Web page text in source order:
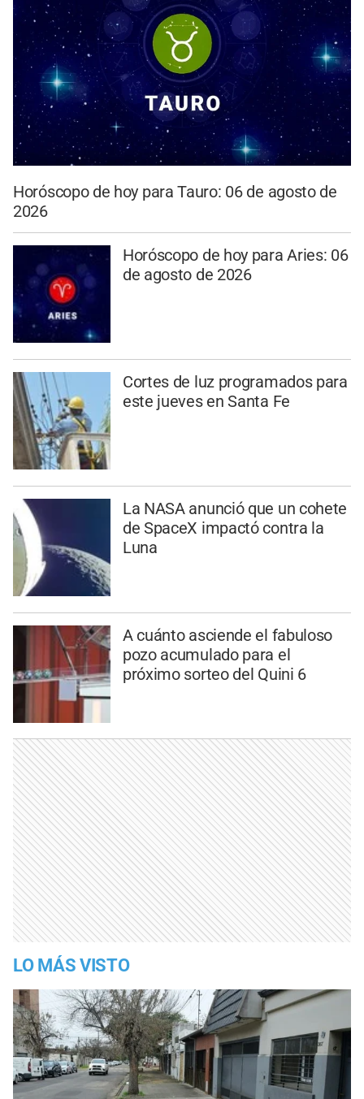
Horóscopo de hoy para Tauro: 06 de agosto de
2026
Horóscopo de hoy para Aries: 06
de agosto de 2026
Cortes de luz programados para
este jueves en Santa Fe
La NASA anunció que un cohete
de SpaceX impactó contra la
Luna
A cuánto asciende el fabuloso
pozo acumulado para el
próximo sorteo del Quini 6
LO MÁS VISTO